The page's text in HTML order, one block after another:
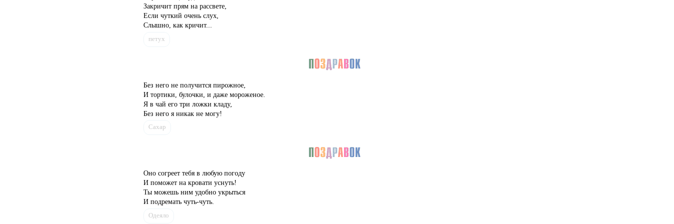
Закричит прям на рассвете,
Если чуткий очень слух,
Слышно, как кричит...
петух
Без него не получится пирожное,
И тортики, булочки, и даже мороженое.
Я в чай его три ложки кладу,
Без него я никак не могу!
Сахар
Оно согреет тебя в любую погоду
И поможет на кровати уснуть!
Ты можешь ним удобно укрыться
И подремать чуть-чуть.
Одеяло